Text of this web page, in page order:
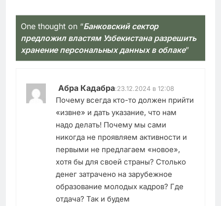
One thought on “Банковский сектор
предложил властям Узбекистана разрешить
хранение персональных данных в облаке”
Абра Кадабра:23.12.2024 в 12:08
Почему всегда кто-то должен прийти
«извне» и дать указание, что нам
надо делать! Почему мы сами
никогда не проявляем активности и
первыми не предлагаем «новое»,
хотя бы для своей страны? Столько
денег затрачено на зарубежное
образование молодых кадров? Где
отдача? Так и будем